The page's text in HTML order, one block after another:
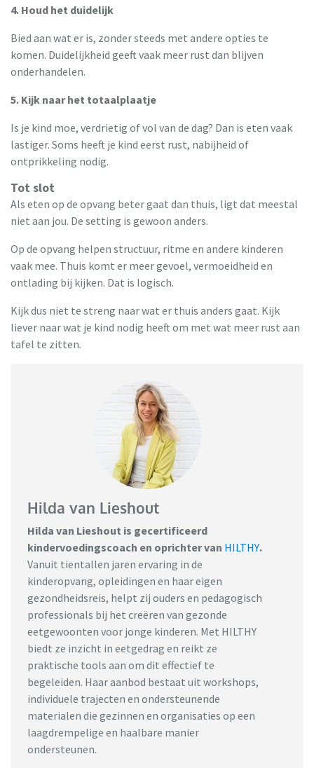
4. Houd het duidelijk
Bied aan wat er is, zonder steeds met andere opties te
komen. Duidelijkheid geeft vaak meer rust dan blijven
onderhandelen.
5. Kijk naar het totaalplaatje
Is je kind moe, verdrietig of vol van de dag? Dan is eten vaak
lastiger. Soms heeft je kind eerst rust, nabijheid of
ontprikkeling nodig.
Tot slot
Als eten op de opvang beter gaat dan thuis, ligt dat meestal
niet aan jou. De setting is gewoon anders.
Op de opvang helpen structuur, ritme en andere kinderen
vaak mee. Thuis komt er meer gevoel, vermoeidheid en
ontlading bij kijken. Dat is logisch.
Kijk dus niet te streng naar wat er thuis anders gaat. Kijk
liever naar wat je kind nodig heeft om met wat meer rust aan
tafel te zitten.
Hilda van Lieshout
Hilda van Lieshout is gecertificeerd
kindervoedingscoach en oprichter van HILTHY.
Vanuit tientallen jaren ervaring in de
kinderopvang, opleidingen en haar eigen
gezondheidsreis, helpt zij ouders en pedagogisch
professionals bij het creëren van gezonde
eetgewoonten voor jonge kinderen. Met HILTHY
biedt ze inzicht in eetgedrag en reikt ze
praktische tools aan om dit effectief te
begeleiden. Haar aanbod bestaat uit workshops,
individuele trajecten en ondersteunende
materialen die gezinnen en organisaties op een
laagdrempelige en haalbare manier
ondersteunen.